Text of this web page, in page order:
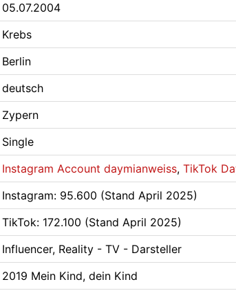
05.07.2004
Krebs
Berlin
deutsch
Zypern
Single
Instagram Account daymianweiss,TikTok
Instagram: 95.600 (Stand April 2025)
TikTok: 172.100 (Stand April 2025)
Influencer, Reality - TV - Darsteller
2019 Mein Kind, dein Kind